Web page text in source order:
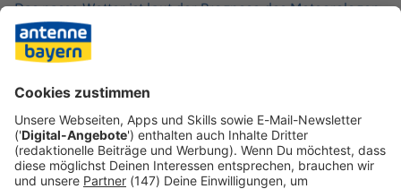
Das nasse Wetter ist laut der Prognose des Meteorologen
aber nur von kurzer Dauer. Zur neuen Woche gebe es
einen Übergang zu freundlicherem Wetter und milderen
Temperaturen. «Ab Dienstag und Mittwoch scheint sich
wieder eine sehr sonnige Wetterphase einzustellen»,